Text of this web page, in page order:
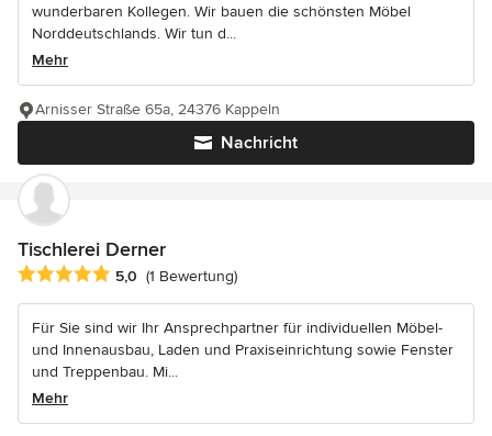
wunderbaren Kollegen. Wir bauen die schönsten Möbel
Norddeutschlands. Wir tun d...
Mehr
Nachricht
Arnisser Straße 65a, 24376 Kappeln
Tischlerei Derner
Durchschnittliche Bewertung: 5 von 5 Sternen
5,0 (1 Bewertung)
Für Sie sind wir Ihr Ansprechpartner für individuellen Möbel-
und Innenausbau, Laden und Praxiseinrichtung sowie Fenster
und Treppenbau. Mi...
Mehr